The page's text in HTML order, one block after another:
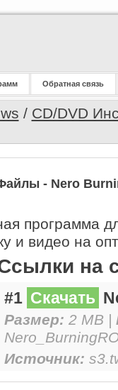
Обратная связь
/ CD/DVD
- Nero
программа
и видео на
на
#1 Скачать
Размер: 2 MB |
Источник: